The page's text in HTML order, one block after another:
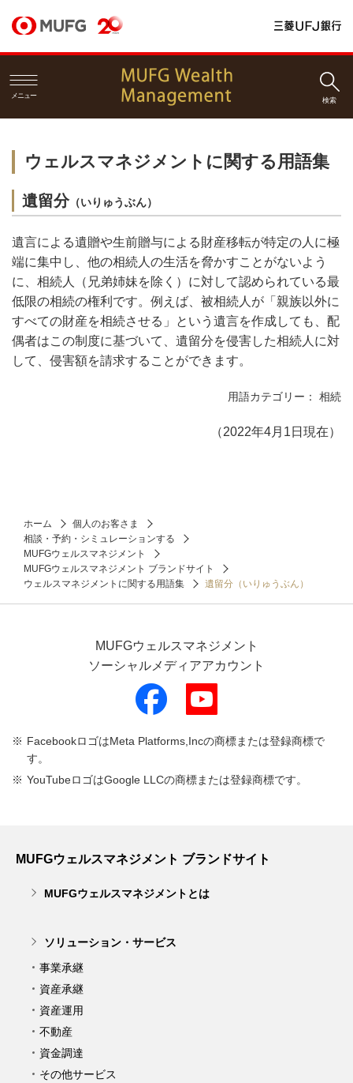
メニュー
検索
ウェルスマネジメントに関する用語集
遺留分（いりゅうぶん）
遺言による遺贈や生前贈与による財産移転が特定の人に極
端に集中し、他の相続人の生活を脅かすことがないよう
に、相続人（兄弟姉妹を除く）に対して認められている最
低限の相続の権利です。例えば、被相続人が「親族以外に
すべての財産を相続させる」という遺言を作成しても、配
偶者はこの制度に基づいて、遺留分を侵害した相続人に対
して、侵害額を請求することができます。
用語カテゴリー： 相続
（2022年4月1日現在）
ホーム
個人のお客さま
相談・予約・シミュレーションする
MUFGウェルスマネジメント
MUFGウェルスマネジメント ブランドサイト
ウェルスマネジメントに関する用語集
遺留分（いりゅうぶん）
MUFGウェルスマネジメント
ソーシャルメディアアカウント
FacebookロゴはMeta Platforms,Incの商標または登録商標で
す。
YouTubeロゴはGoogle LLCの商標または登録商標です。
MUFGウェルスマネジメント ブランドサイト
MUFGウェルスマネジメントとは
ソリューション・サービス
事業承継
資産承継
資産運用
不動産
資金調達
その他サービス